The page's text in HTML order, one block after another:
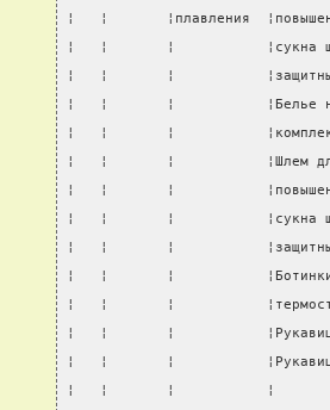
¦   ¦       ¦плавления
¦   ¦       ¦           ¦сукна
¦   ¦       ¦
¦   ¦       ¦           ¦Белье
¦   ¦       ¦
¦   ¦       ¦           ¦Шлем
¦   ¦       ¦
¦   ¦       ¦           ¦сукна
¦   ¦       ¦
¦   ¦       ¦
¦   ¦       ¦
¦   ¦       ¦           ¦Рукавицы
¦   ¦       ¦           ¦Рукавицы
¦   ¦       ¦           ¦